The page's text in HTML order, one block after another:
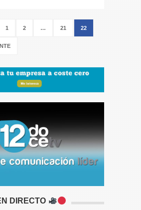
1 2 … 21 22
DIRECTO